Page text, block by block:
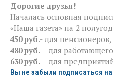
Дорогие друзья!
Началась основная
«Наша газета» на 2
450 руб.- для пенсионеров,
480 руб.— для
630 руб.— для
Вы не забыли подписаться на